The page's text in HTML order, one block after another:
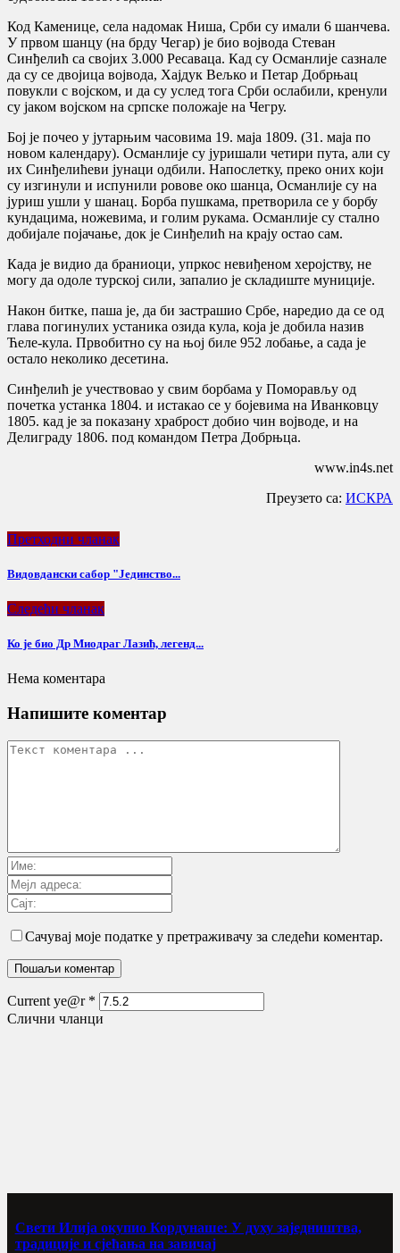
Код Каменице, села надомак Ниша, Срби су имали 6 шанчева.
У првом шанцу (на брду Чегар) је био војвода Стеван
Синђелић са својих 3.000 Ресаваца. Кад су Османлије сазнале
да су се двојица војвода, Хајдук Вељко и Петар Добрњац
повукли с војском, и да су услед тога Срби ослабили, кренули
су јаком војском на српске положаје на Чегру.
Бој је почео у јутарњим часовима 19. маја 1809. (31. маја по
новом календару). Османлије су јуришали четири пута, али су
их Синђелићеви јунаци одбили. Напослетку, преко оних који
су изгинули и испунили ровове око шанца, Османлије су на
јуриш ушли у шанац. Борба пушкама, претворила се у борбу
кундацима, ножевима, и голим рукама. Османлије су стално
добијале појачање, док је Синђелић на крају остао сам.
Када је видио да браниоци, упркос невиђеном херојству, не
могу да одоле турској сили, запалио је складиште муниције.
Након битке, паша је, да би застрашио Србе, наредио да се од
глава погинулих устаника озида кула, која је добила назив
Ћеле-кула. Првобитно су на њој биле 952 лобање, а сада је
остало неколико десетина.
Синђелић је учествовао у свим борбама у Поморављу од
почетка устанка 1804. и истакао се у бојевима на Иванковцу
1805. кад је за показану храброст добио чин војводе, и на
Делиграду 1806. под командом Петра Добрњца.
www.in4s.net
Преузето са: ИСКРА
Претходни чланак
Видовдански сабор "Јединство...
Следећи чланак
Ко је био Др Миодраг Лазић, легенд...
Нема коментара
Напишите коментар
Сачувај моје податке у претраживачу за следећи коментар.
Current ye@r *
Слични чланци
Свети Илија окупио Кордунаше: У духу заједништва,
традиције и сјећања на завичај